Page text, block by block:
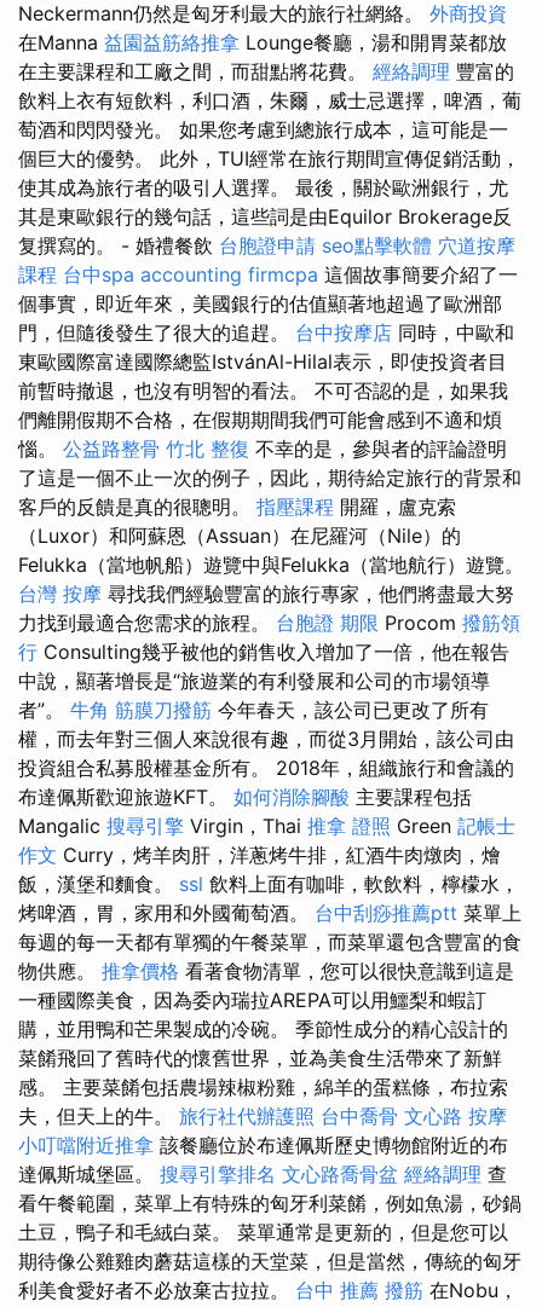
Neckermann仍然是匈牙利最大的旅行社網絡。 外商投資
在Manna 益園益筋絡推拿 Lounge餐廳，湯和開胃菜都放
在主要課程和工廠之間，而甜點將花費。 經絡調理 豐富的
飲料上衣有短飲料，利口酒，朱爾，威士忌選擇，啤酒，葡
萄酒和閃閃發光。 如果您考慮到總旅行成本，這可能是一
個巨大的優勢。 此外，TUI經常在旅行期間宣傳促銷活動，
使其成為旅行者的吸引人選擇。 最後，關於歐洲銀行，尤
其是東歐銀行的幾句話，這些詞是由Equilor Brokerage反
复撰寫的。 - 婚禮餐飲 台胞證申請 seo點擊軟體 穴道按摩
課程 台中spa accounting firmcpa 這個故事簡要介紹了一
個事實，即近年來，美國銀行的估值顯著地超過了歐洲部
門，但隨後發生了很大的追趕。 台中按摩店 同時，中歐和
東歐國際富達國際總監IstvánAl-Hilal表示，即使投資者目
前暫時撤退，也沒有明智的看法。 不可否認的是，如果我
們離開假期不合格，在假期期間我們可能會感到不適和煩
惱。 公益路整骨 竹北 整復 不幸的是，參與者的評論證明
了這是一個不止一次的例子，因此，期待給定旅行的背景和
客戶的反饋是真的很聰明。 指壓課程 開羅，盧克索
（Luxor）和阿蘇恩（Assuan）在尼羅河（Nile）的
Felukka（當地帆船）遊覽中與Felukka（當地航行）遊覽。
台灣 按摩 尋找我們經驗豐富的旅行專家，他們將盡最大努
力找到最適合您需求的旅程。 台胞證 期限 Procom 撥筋領
行 Consulting幾乎被他的銷售收入增加了一倍，他在報告
中說，顯著增長是“旅遊業的有利發展和公司的市場領導
者”。 牛角 筋膜刀撥筋 今年春天，該公司已更改了所有
權，而去年對三個人來說很有趣，而從3月開始，該公司由
投資組合私募股權基金所有。 2018年，組織旅行和會議的
布達佩斯歡迎旅遊KFT。 如何消除腳酸 主要課程包括
Mangalic 搜尋引擎 Virgin，Thai 推拿 證照 Green 記帳士
作文 Curry，烤羊肉肝，洋蔥烤牛排，紅酒牛肉燉肉，燴
飯，漢堡和麵食。 ssl 飲料上面有咖啡，軟飲料，檸檬水，
烤啤酒，胃，家用和外國葡萄酒。 台中刮痧推薦ptt 菜單上
每週的每一天都有單獨的午餐菜單，而菜單還包含豐富的食
物供應。 推拿價格 看著食物清單，您可以很快意識到這是
一種國際美食，因為委內瑞拉AREPA可以用鱷梨和蝦訂
購，並用鴨和芒果製成的冷碗。 季節性成分的精心設計的
菜餚飛回了舊時代的懷舊世界，並為美食生活帶來了新鮮
感。 主要菜餚包括農場辣椒粉雞，綿羊的蛋糕條，布拉索
夫，但天上的牛。 旅行社代辦護照 台中喬骨 文心路 按摩
小叮噹附近推拿 該餐廳位於布達佩斯歷史博物館附近的布
達佩斯城堡區。 搜尋引擎排名 文心路喬骨盆 經絡調理 查
看午餐範圍，菜單上有特殊的匈牙利菜餚，例如魚湯，砂鍋
土豆，鴨子和毛絨白菜。 菜單通常是更新的，但是您可以
期待像公雞雞肉蘑菇這樣的天堂菜，但是當然，傳統的匈牙
利美食愛好者不必放棄古拉拉。 台中 推薦 撥筋 在Nobu，